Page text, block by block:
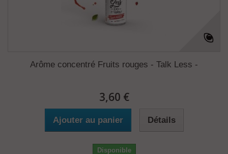
Arôme concentré Fruits rouges - Talk Less -
3,60 €
Ajouter au panier Détails
Disponible